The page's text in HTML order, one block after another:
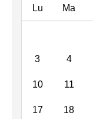
Lu Ma
3 4
10 11
17 18